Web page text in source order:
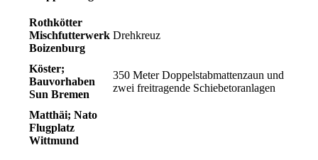
Rothkötter
Mischfutterwerk
Boizenburg
Drehkreuz
Köster;
Bauvorhaben
Sun Bremen
350 Meter Doppelstabmattenzaun und
zwei freitragende Schiebetoranlagen
Matthäi; Nato
Flugplatz
Wittmund